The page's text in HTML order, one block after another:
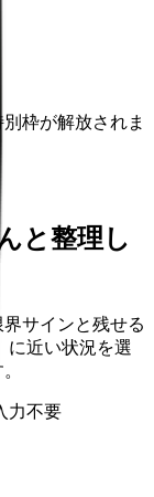
枠が解放されま
と整理し
サインと残せる
に近い状況を選
力不要